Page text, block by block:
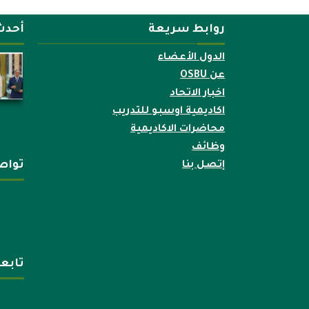
روابط سريعة
الدول الأعضاء
عن OSBU
اخبار الاتحاد
اكاديمية اوسبو للتدريب
محاضرات الاكاديمية
وظائف
إتصل بنا